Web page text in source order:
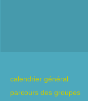
calendrier général
parcours des groupes